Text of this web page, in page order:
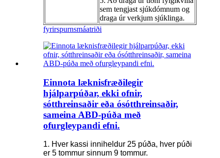
sem tengjast sjúkdómnum og
draga úr verkjum sjúklinga.
fyrirspurnsmáatriði
Einnota læknisfræðilegir
hjálparpúðar, ekki ofnir,
sótthreinsaðir eða ósótthreinsaðir,
sameina ABD-púða með
ofurgleypandi efni.
1. Hver kassi inniheldur 25 púða, hver púði
er 5 tommur sinnum 9 tommur.